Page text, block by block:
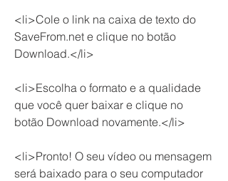
<li>Cole o link na caixa de texto do
SaveFrom.net e clique no botão
Download.</li>
<li>Escolha o formato e a qualidade
que você quer baixar e clique no
botão Download novamente.</li>
<li>Pronto! O seu vídeo ou mensagem
será baixado para o seu computador